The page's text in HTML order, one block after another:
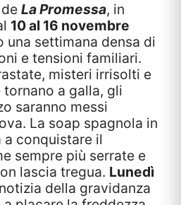
La Promessa, in
10 al 16 novembre
una settimana densa di
e tensioni familiari.
misteri irrisolti e
a galla, gli
saranno messi
La soap spagnola in
conquistare il
sempre più serrate e
lascia tregua. Lunedì
della gravidanza